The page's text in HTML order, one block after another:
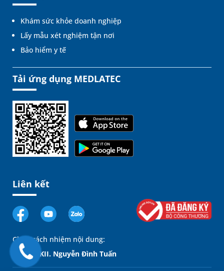
Khám sức khỏe doanh nghiệp
Lấy mẫu xét nghiệm tận nơi
Bảo hiểm y tế
Tải ứng dụng MEDLATEC
Liên kết
Chịu trách nhiệm nội dung:
GĐ. BSCKII. Nguyễn Đình Tuấn